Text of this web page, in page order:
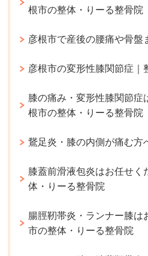
根市の整体・りーる整骨院
彦根市で産後の腰痛や骨盤
彦根市の変形性膝関節症｜
膝の痛み・変形性膝関節症
根市の整体・りーる整骨院
鵞足炎・膝の内側が痛む方
膝蓋前滑液包炎はお任せく
体・りーる整骨院
腸脛靭帯炎・ランナー膝は
市の整体・りーる整骨院